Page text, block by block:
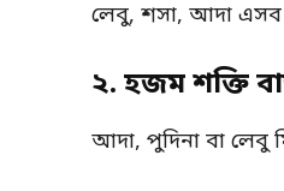
লেবু, শসা, আদা এসব
২. হজম শক্তি
আদা, পুদিনা বা লেবু